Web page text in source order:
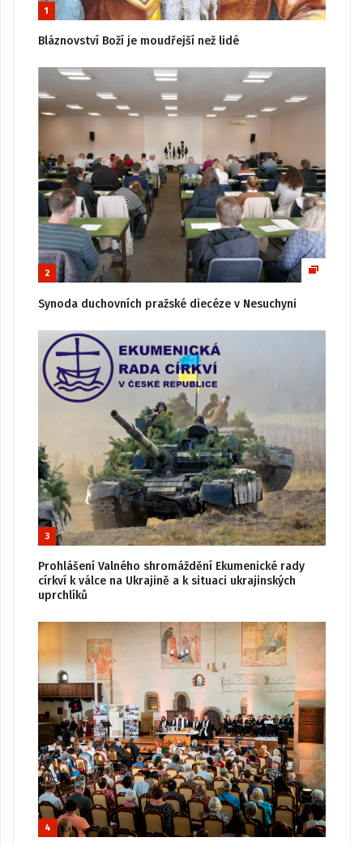
1
Bláznovství Boží je moudřejší než lidé
2
Synoda duchovních pražské diecéze v Nesuchyni
3
Prohlášení Valného shromáždění Ekumenické rady
církví k válce na Ukrajině a k situaci ukrajinských
uprchlíků
4